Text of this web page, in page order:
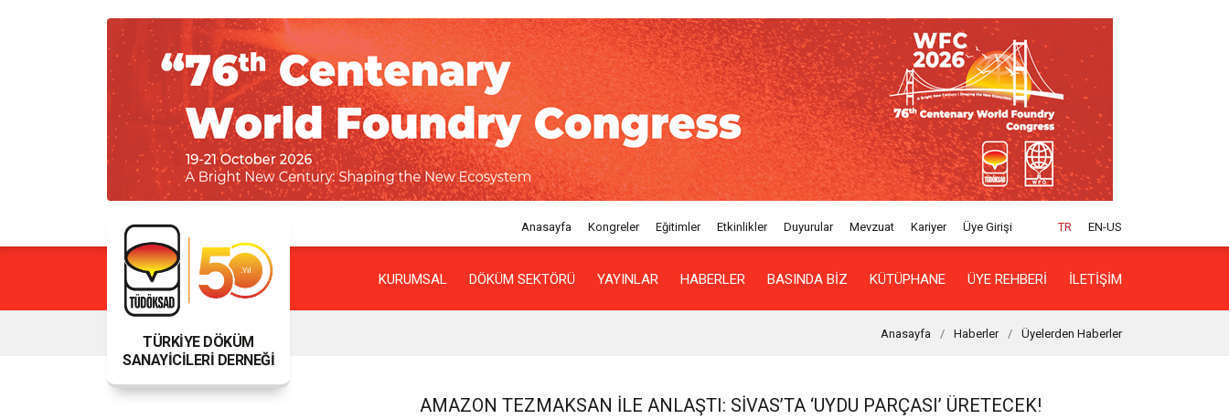
TÜRKİYE DÖKÜM
SANAYİCİLERİ DERNEĞİ
TR EN-US
Anasayfa Kongreler Eğitimler Etkinlikler Duyurular Mevzuat Kariyer Üye Girişi
KURUMSAL DÖKÜM SEKTÖRÜ YAYINLAR HABERLER BASINDA BIZ KÜTÜPHANE ÜYE REHBERI İLETIŞIM
Anasayfa Haberler Üyelerden Haberler
AMAZON TEZMAKSAN ILE ANLAŞTI: SIVAS’TA ‘UYDU PARÇASI’ ÜRETECEK!